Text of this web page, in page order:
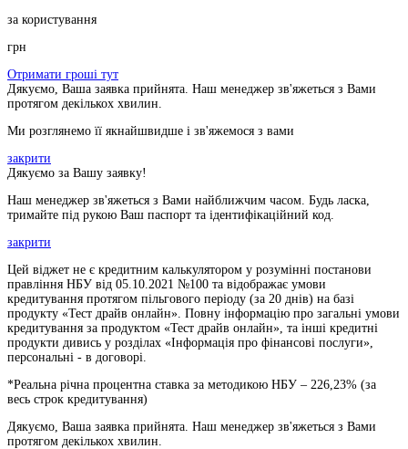
за користування
грн
Отримати гроші тут
Дякуємо, Ваша заявка прийнята. Наш менеджер зв'яжеться з Вами
протягом декількох хвилин.
Ми розглянемо її якнайшвидше і зв'яжемося з вами
закрити
Дякуємо за Вашу заявку!
Наш менеджер зв'яжеться з Вами найближчим часом. Будь ласка,
тримайте під рукою Ваш паспорт та ідентифікаційний код.
закрити
Цей віджет не є кредитним калькулятором у розумінні постанови
правління НБУ від 05.10.2021 №100 та відображає умови
кредитування протягом пільгового періоду (за 20 днів) на базі
продукту «Тест драйв онлайн». Повну інформацію про загальні умови
кредитування за продуктом «Тест драйв онлайн», та інші кредитні
продукти дивись у розділах «Інформація про фінансові послуги»,
персональні - в договорі.
*Реальна річна процентна ставка за методикою НБУ – 226,23% (за
весь строк кредитування)
Дякуємо, Ваша заявка прийнята. Наш менеджер зв'яжеться з Вами
протягом декількох хвилин.